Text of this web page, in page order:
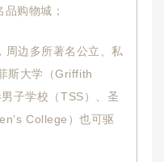
购物城；
周边多所著名公立、私
斯大学（Griffith
子学校（TSS）、圣
College）也可驱